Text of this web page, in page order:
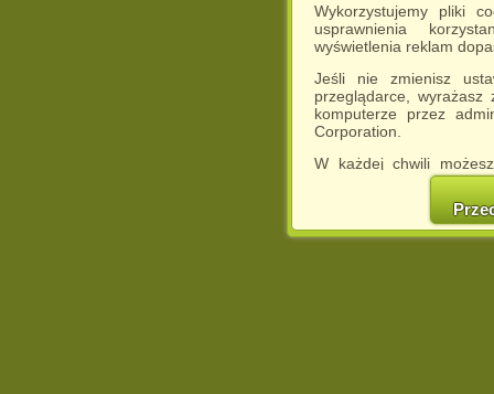
Wykorzystujemy pliki
usprawnienia
wyświetlenia reklam
Jeśli nie zmienisz
przeglądarce,
komputerze przez
Corporation.
W każdej chwili
cookies w swojej
w naszej
http://chomikuj.pl/